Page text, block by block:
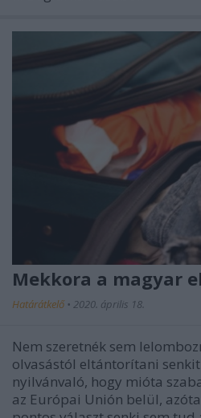
Mekkora a magyar
Határátkelő • 2020. április 18.
Nem szeretnék sem
olvasástól eltántorítani senkit
nyilvánvaló, hogy mióta
az Európai Unión belül,